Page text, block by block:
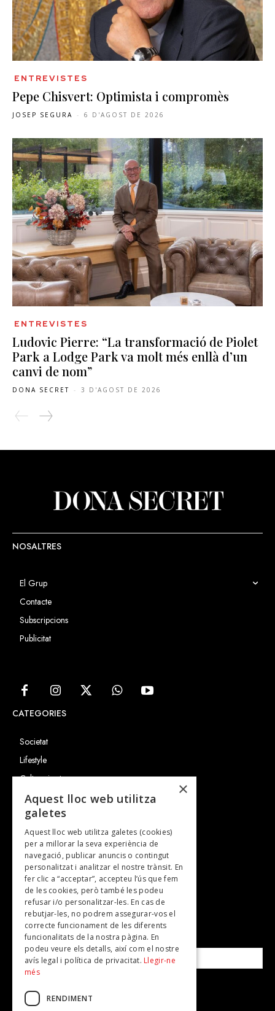
ENTREVISTES
Pepe Chisvert: Optimista i compromès
JOSEP SEGURA - 6 D'AGOST DE 2026
ENTREVISTES
Ludovic Pierre: “La transformació de Piolet
Park a Lodge Park va molt més enllà d’un
canvi de nom”
DONA SECRET - 3 D'AGOST DE 2026
NOSALTRES
El Grup
Contacte
Subscripcions
Publicitat
CATEGORIES
Societat
Lifestyle
Cultura i art
Entrevistes
Gastronomia
TV
Plans per fer
Revistes
SUBSCRIU-TE A LA NOSTRA NEWSLETTER!
Correu electrònic*
Accepto lapolítica de privacitat
×
Aquest lloc web utilitza
galetes
Aquest lloc web utilitza galetes (cookies)
per a millorar la seva experiència de
navegació, publicar anuncis o contingut
personalitzat i analitzar el nostre trànsit. En
fer clic a “acceptar”, accepteu l’ús que fem
de les cookies, però també les podeu
refusar i/o personalitzar-les. En cas de
rebutjar-les, no podrem assegurar-vos el
correcte funcionament de les diferents
funcionalitats de la nostra pàgina. En
podeu veure els detalls, així com el nostre
avís legal i política de privacitat. Llegir-ne
més
RENDIMENT